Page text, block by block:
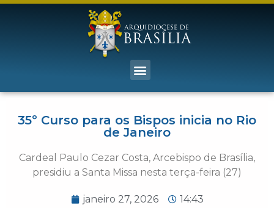
35º Curso para os Bispos inicia no Rio
de Janeiro
Cardeal Paulo Cezar Costa, Arcebispo de Brasília,
presidiu a Santa Missa nesta terça-feira (27)
janeiro 27, 2026 14:43